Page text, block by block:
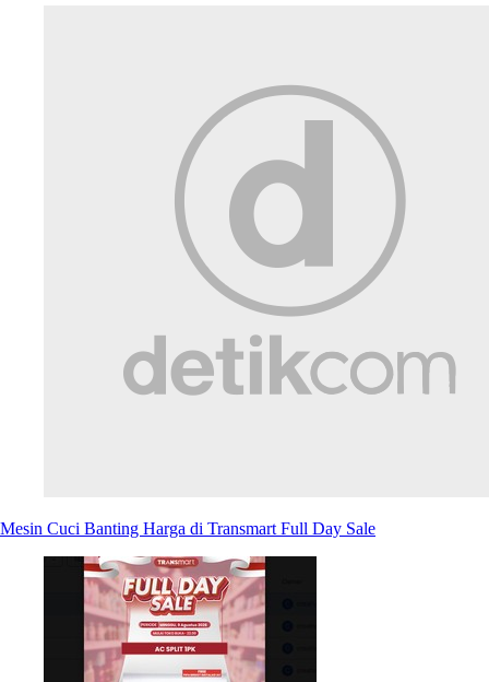
Mesin Cuci Banting Harga di Transmart Full Day Sale